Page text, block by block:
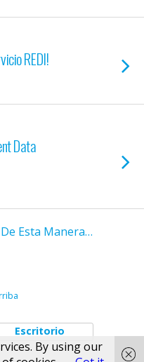
REDI!
Data
Esta Manera…
Escritorio
By using our